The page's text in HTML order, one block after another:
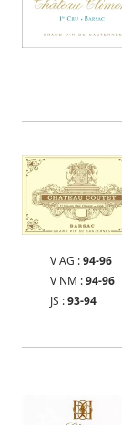
V AG :94-96
V NM :94-96
JS :93-94